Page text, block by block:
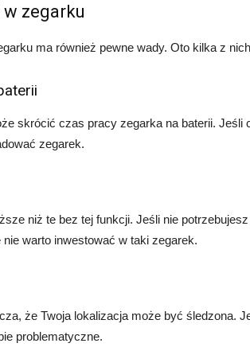
w zegarku
ma również pewne wady. Oto kilka z
skrócić czas pracy zegarka na baterii. Jeśli
zegarek.
niż te bez tej funkcji. Jeśli nie
warto inwestować w taki zegarek.
że Twoja lokalizacja może być śledzona.
problematyczne.